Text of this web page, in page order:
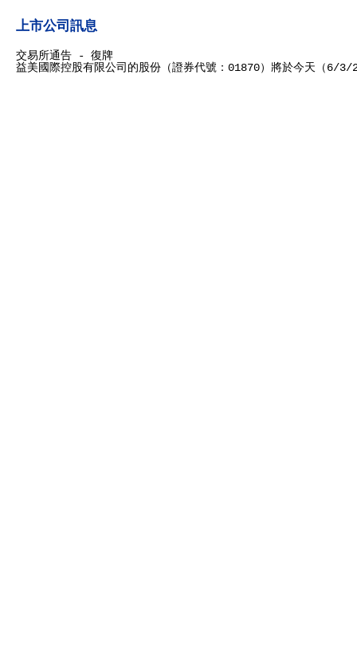
上市公司訊息
交易所通告 - 復牌
益美國際控股有限公司的股份（證券代號：01870）將於今天（6/3/